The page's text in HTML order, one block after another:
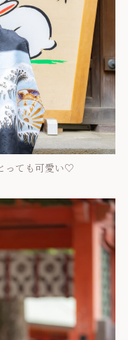
っても可愛い♡